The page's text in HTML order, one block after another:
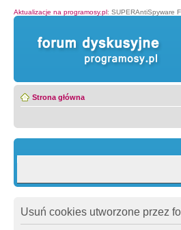
Aktualizacje na programosy.pl: SUPERAntiSpyware
Strona główna
Usuń cookies utworzone przez